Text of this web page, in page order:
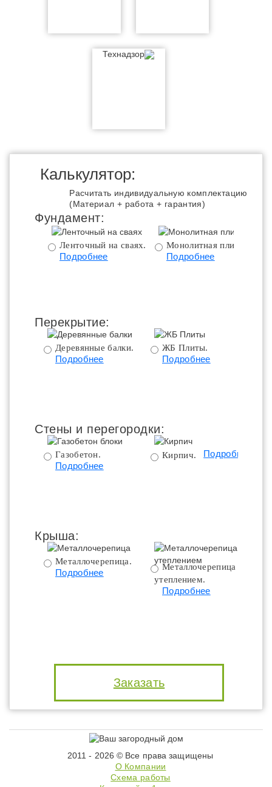
Технадзор
Калькулятор:
Расчитать индивидуальную комплектацию
(Материал + работа + гарантия)
Фундамент:
Ленточный на сваях.
Подробнее
Монолитная плита.
Подробнее
Перекрытие:
Деревянные балки.
Подробнее
ЖБ Плиты.
Подробнее
Стены и перегородки:
Газобетон.
Подробнее
Кирпич. Подробнее
Крыша:
Металлочерепица.
Подробнее
Металлочерепица с
утеплением.
Подробнее
Заказать
2011 - 2026 © Все права защищены
О Компании
Схема работы